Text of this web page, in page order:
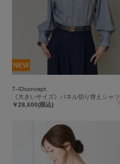
NEW
7-IDconcept.
《大きいサイズ》パネル切り替えシャツ
￥28,600(税込)